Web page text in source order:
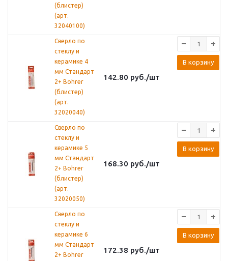
(блистер)
(арт.
32040100)
Сверло по
стеклу и
керамике 4
мм Стандарт
2+ Bohrer
(блистер)
(арт.
32020040)
142.80 руб./шт
В корзину
Сверло по
стеклу и
керамике 5
мм Стандарт
2+ Bohrer
(блистер)
(арт.
32020050)
168.30 руб./шт
В корзину
Сверло по
стеклу и
керамике 6
мм Стандарт
2+ Bohrer
172.38 руб./шт
В корзину